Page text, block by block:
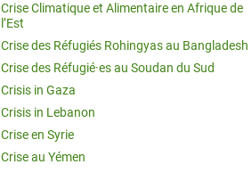
Crise Climatique et Alimentaire en Afrique de
l’Est
Crise des Réfugiés Rohingyas au Bangladesh
Crise des Réfugié·es au Soudan du Sud
Crisis in Gaza
Crisis in Lebanon
Crise en Syrie
Crise au Yémen